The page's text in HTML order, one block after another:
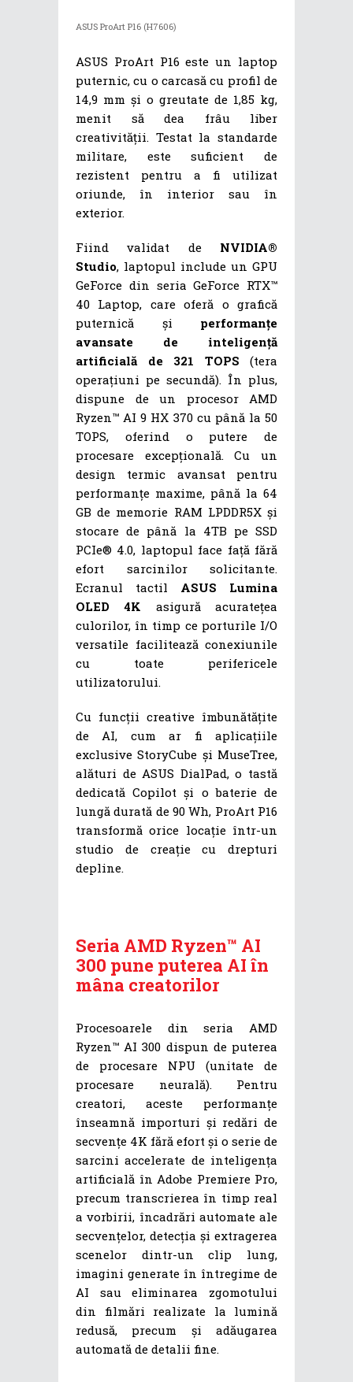
ASUS ProArt P16 (H7606)
ASUS ProArt P16 este un laptop
puternic, cu o carcasă cu profil de
14,9 mm și o greutate de 1,85 kg,
menit să dea frâu liber
creativității. Testat la standarde
militare, este suficient de
rezistent pentru a fi utilizat
oriunde, în interior sau în
exterior.
Fiind validat de NVIDIA®
Studio, laptopul include un GPU
GeForce din seria GeForce RTX™
40 Laptop, care oferă o grafică
puternică și performanțe
avansate de inteligență
artificială de 321 TOPS (tera
operațiuni pe secundă). În plus,
dispune de un procesor AMD
Ryzen™ AI 9 HX 370 cu până la 50
TOPS, oferind o putere de
procesare excepțională. Cu un
design termic avansat pentru
performanțe maxime, până la 64
GB de memorie RAM LPDDR5X și
stocare de până la 4TB pe SSD
PCIe® 4.0, laptopul face față fără
efort sarcinilor solicitante.
Ecranul tactil ASUS Lumina
OLED 4K asigură acuratețea
culorilor, în timp ce porturile I/O
versatile facilitează conexiunile
cu toate perifericele
utilizatorului.
Cu funcții creative îmbunătățite
de AI, cum ar fi aplicațiile
exclusive StoryCube și MuseTree,
alături de ASUS DialPad, o tastă
dedicată Copilot și o baterie de
lungă durată de 90 Wh, ProArt P16
transformă orice locație într-un
studio de creație cu drepturi
depline.
Seria AMD Ryzen™ AI
300 pune puterea AI în
mâna creatorilor
Procesoarele din seria AMD
Ryzen™ AI 300 dispun de puterea
de procesare NPU (unitate de
procesare neurală). Pentru
creatori, aceste performanțe
înseamnă importuri și redări de
secvențe 4K fără efort și o serie de
sarcini accelerate de inteligența
artificială în Adobe Premiere Pro,
precum transcrierea în timp real
a vorbirii, încadrări automate ale
secvențelor, detecția și extragerea
scenelor dintr-un clip lung,
imagini generate în întregime de
AI sau eliminarea zgomotului
din filmări realizate la lumină
redusă, precum și adăugarea
automată de detalii fine.